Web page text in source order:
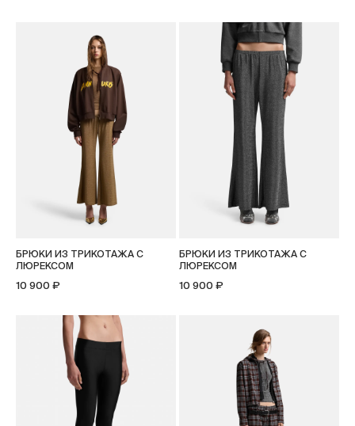
БРЮКИ ИЗ ТРИКОТАЖА С
ЛЮРЕКСОМ
10 900 ₽
БРЮКИ ИЗ ТРИКОТАЖА С
ЛЮРЕКСОМ
10 900 ₽